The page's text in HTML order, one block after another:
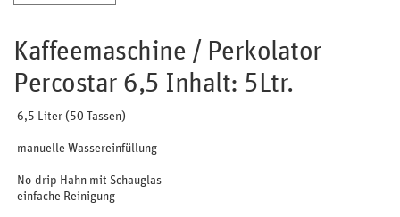
Kaffeemaschine / Perkolator
Percostar 6,5 Inhalt: 5Ltr.
-6,5 Liter (50 Tassen)
-manuelle Wassereinfüllung
-No-drip Hahn mit Schauglas
-einfache Reinigung